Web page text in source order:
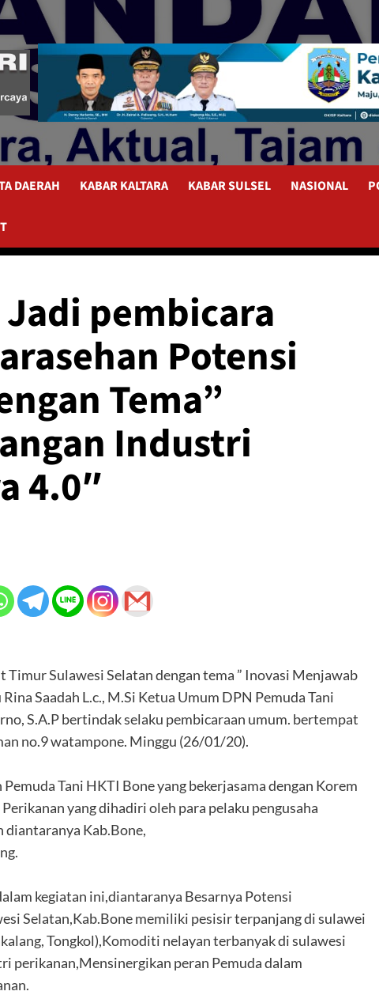
DAERAH KABAR KALTARA KABAR SULSEL NASIONAL
pembicara
Potensi
Tema”
Industri
4.0″
Timur Sulawesi Selatan dengan tema ” Inovasi Menjawab
Saadah L.c., M.Si Ketua Umum DPN Pemuda Tani
S.A.P bertindak selaku pembicaraan umum. bertempat
no.9 watampone. Minggu (26/01/20).
Tani HKTI Bone yang bekerjasama dengan Korem
yang dihadiri oleh para pelaku pengusaha
diantaranya Kab.Bone,
kegiatan ini,diantaranya Besarnya Potensi
Selatan,Kab.Bone memiliki pesisir terpanjang di sulawei
Tongkol),Komoditi nelayan terbanyak di sulawesi
perikanan,Mensinergikan peran Pemuda dalam